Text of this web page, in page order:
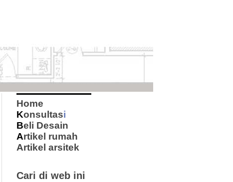
Home
Konsultasi
Beli Desain
Artikel rumah
Artikel arsitek
Cari di web ini